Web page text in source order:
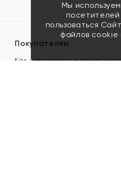
Покупателям
Как определить размер
Мы
пользоваться
файлов cookie